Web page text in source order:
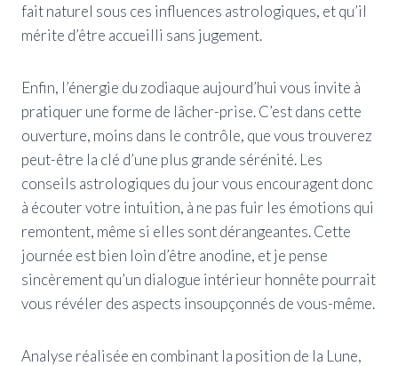
fait naturel sous ces influences astrologiques, et qu’il
mérite d’être accueilli sans jugement.
Enfin, l’énergie du zodiaque aujourd’hui vous invite à
pratiquer une forme de lâcher-prise. C’est dans cette
ouverture, moins dans le contrôle, que vous trouverez
peut-être la clé d’une plus grande sérénité. Les
conseils astrologiques du jour vous encouragent donc
à écouter votre intuition, à ne pas fuir les émotions qui
remontent, même si elles sont dérangeantes. Cette
journée est bien loin d’être anodine, et je pense
sincèrement qu’un dialogue intérieur honnête pourrait
vous révéler des aspects insoupçonnés de vous-même.
Analyse réalisée en combinant la position de la Lune,